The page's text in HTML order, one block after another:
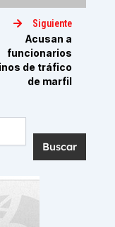
Siguiente
Acusan a
funcionarios
de tráfico
de marfil